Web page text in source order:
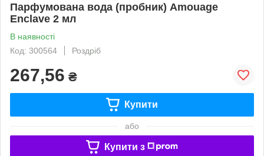
Парфумована вода (пробник) Amouage
Enclave 2 мл
В наявності
Код: 300564
Роздріб
267,56 ₴
Купити
або
Купити з